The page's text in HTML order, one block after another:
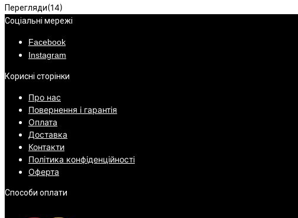
Перегляди(14)
Соціальні мережі
Facebook
Instagram
Корисні сторінки
Про нас
Повернення і гарантія
Оплата
Доставка
Контакти
Політика конфіденційності
Оферта
Способи оплати